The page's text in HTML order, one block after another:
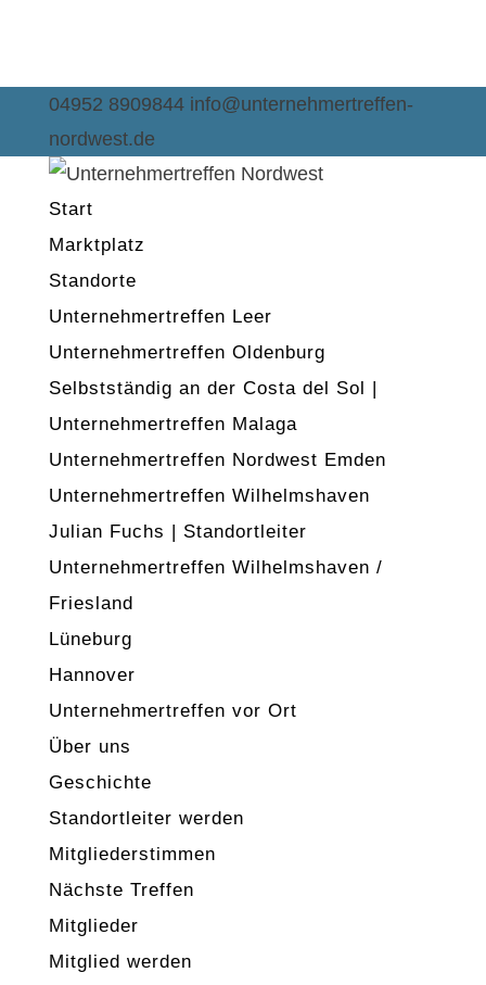
04952 8909844 info@unternehmertreffen-
nordwest.de
Start
Marktplatz
Standorte
Unternehmertreffen Leer
Unternehmertreffen Oldenburg
Selbstständig an der Costa del Sol |
Unternehmertreffen Malaga
Unternehmertreffen Nordwest Emden
Unternehmertreffen Wilhelmshaven
Julian Fuchs | Standortleiter
Unternehmertreffen Wilhelmshaven /
Friesland
Lüneburg
Hannover
Unternehmertreffen vor Ort
Über uns
Geschichte
Standortleiter werden
Mitgliederstimmen
Nächste Treffen
Mitglieder
Mitglied werden